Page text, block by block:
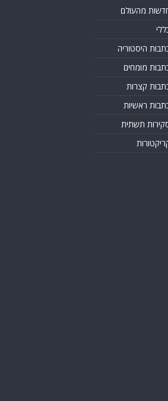
מהעולם
היסטוריה
מומחים
קצרות
ראשיות
תשתית